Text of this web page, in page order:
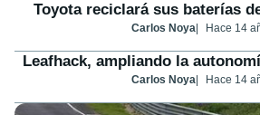
Toyota reciclará sus baterías
Carlos Noya Hace 14
Leafhack, ampliando la
Carlos Noya Hace 14